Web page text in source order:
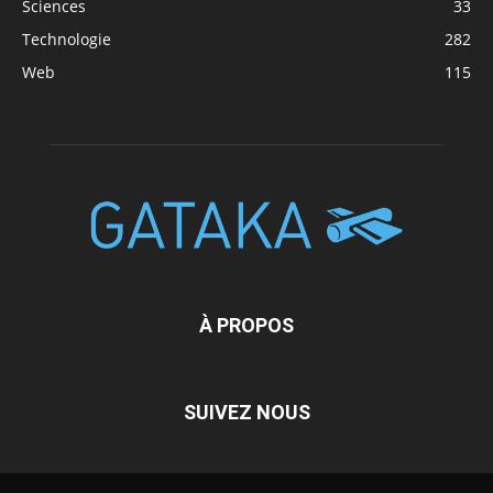
Sciences
33
Technologie
282
Web
115
À PROPOS
SUIVEZ NOUS